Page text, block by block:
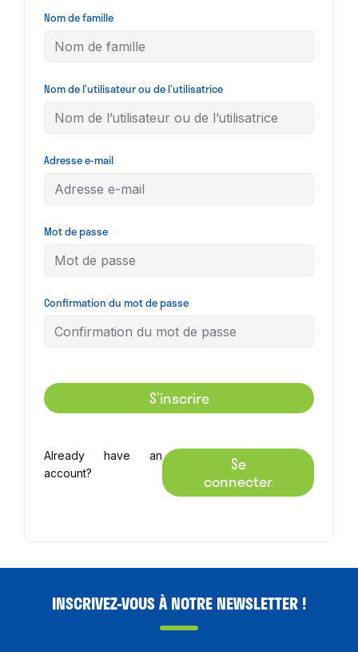
Nom de famille
Nom de l’utilisateur ou de l’utilisatrice
Adresse e-mail
Mot de passe
Confirmation du mot de passe
S’inscrire
Already have an
account?
Se
connecter
INSCRIVEZ-VOUS À NOTRE NEWSLETTER !